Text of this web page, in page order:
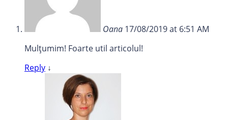
Oana 17/08/2019 at 6:51 AM
Mulțumim! Foarte util articolul!
Reply ↓